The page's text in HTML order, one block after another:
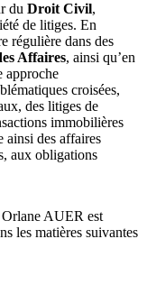
du Droit Civil,
de litiges. En
régulière dans des
Affaires, ainsi qu’en
approche
croisées,
des litiges de
immobilières
ainsi des affaires
aux obligations
AUER est
les matières suivantes